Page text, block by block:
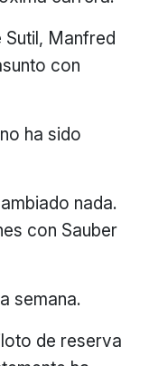
Sutil, Manfred
con
ha sido
nada.
con Sauber
semana.
de reserva